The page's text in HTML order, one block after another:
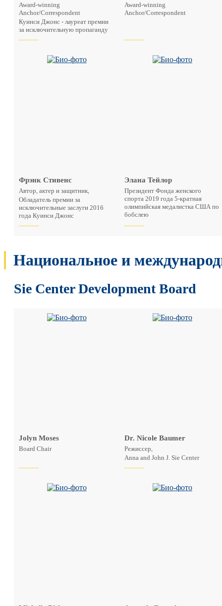
Award-winning
Anchor/Correspondent
Куинси Джонс - лауреат премии
за исключительную пропаганду
Award-winning
Anchor/Correspondent
Фрэнк Стивенс
Автор, актер и защитник,
Обладатель премии за
исключительные заслуги 2016
года Куинси Джонс
Элана Тейлор
Президент Фонда женского
спорта 2019 года 5-кратная
олимпийская медалистка США по
бобслею
Национальное и
Sie Center Development Board
Jolyn Moses
Board Chair
Dr. Nicole Baumer
Режиссер,
Anna and John J. Sie Center